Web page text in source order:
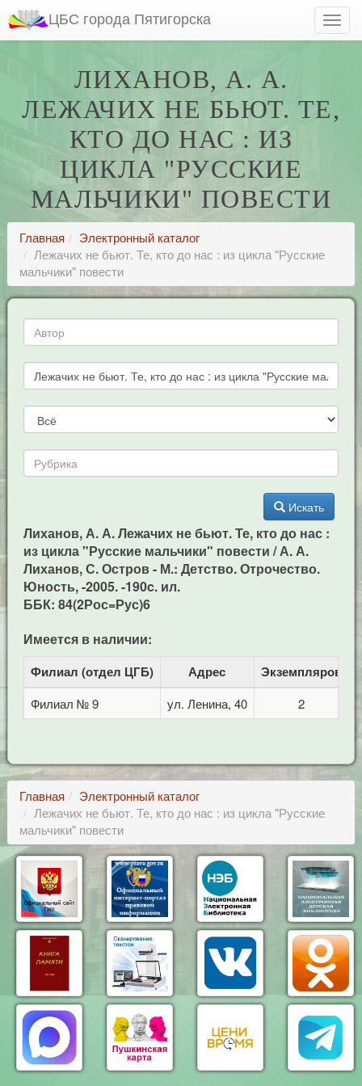
ЦБС города Пятигорска
ЛИХАНОВ, А. А.
ЛЕЖАЧИХ НЕ БЬЮТ. ТЕ,
КТО ДО НАС : ИЗ
ЦИКЛА "РУССКИЕ
МАЛЬЧИКИ" ПОВЕСТИ
Главная
Электронный каталог
Лежачих не бьют. Те, кто до нас : из цикла "Русские
мальчики" повести
Искать
Лиханов, А. А. Лежачих не бьют. Те, кто до нас :
из цикла "Русские мальчики" повести / А. А.
Лиханов, С. Остров - М.: Детство. Отрочество.
Юность, -2005. -190c. ил.
ББК: 84(2Рос=Рус)6
Имеется в наличии:
Филиал (отдел ЦГБ) Адрес Экземпляров
Филиал № 9 ул. Ленина, 40 2
Главная
Электронный каталог
Лежачих не бьют. Те, кто до нас : из цикла "Русские
мальчики" повести